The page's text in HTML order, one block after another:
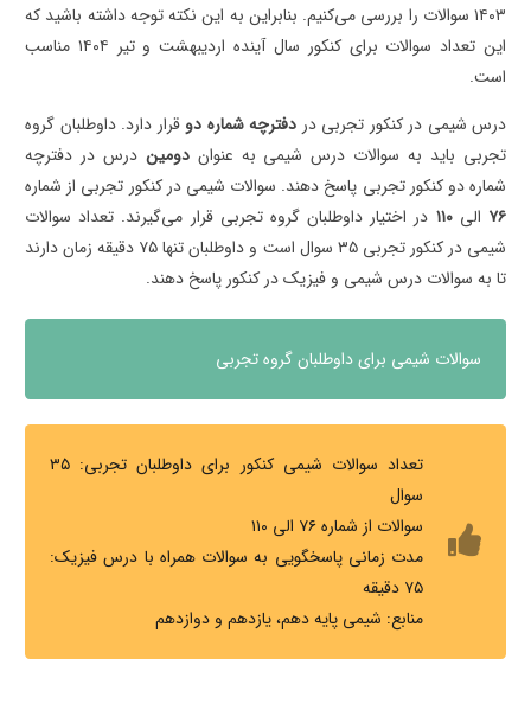
۱۴۰۳ سوالات را بررسی می‌کنیم. بنابراین به این نکته توجه داشته باشید که
این تعداد سوالات برای کنکور سال آینده اردیبهشت و تیر ۱۴۰۴ مناسب
است.
درس شیمی در کنکور تجربی در دفترچه شماره دو قرار دارد. داوطلبان گروه
تجربی باید به سوالات درس شیمی به عنواندومین درس در دفترچه
شماره دو کنکور تجربی پاسخ دهند. سوالات شیمی در کنکور تجربی از شماره
۷۶ الی۱۱۰ در اختیار داوطلبان گروه تجربی قرار می‌گیرند. تعداد سوالات
شیمی در کنکور تجربی ۳۵ سوال است و داوطلبان تنها ۷۵ دقیقه زمان دارند
تا به سوالات درس شیمی و فیزیک در کنکور پاسخ دهند.
سوالات شیمی برای داوطلبان گروه تجربی
تعداد سوالات شیمی کنکور برای داوطلبان تجربی: ۳۵
سوال
سوالات از شماره ۷۶ الی ۱۱۰
مدت زمانی پاسخگویی به سوالات همراه با درس فیزیک:
۷۵ دقیقه
منابع: شیمی پایه دهم، یازدهم و دوازدهم